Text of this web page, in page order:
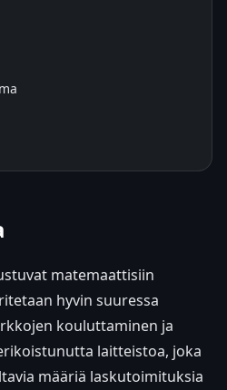
matemaattisiin
hyvin suuressa
kouluttaminen ja
laitteistoa, joka
määriä laskutoimituksia